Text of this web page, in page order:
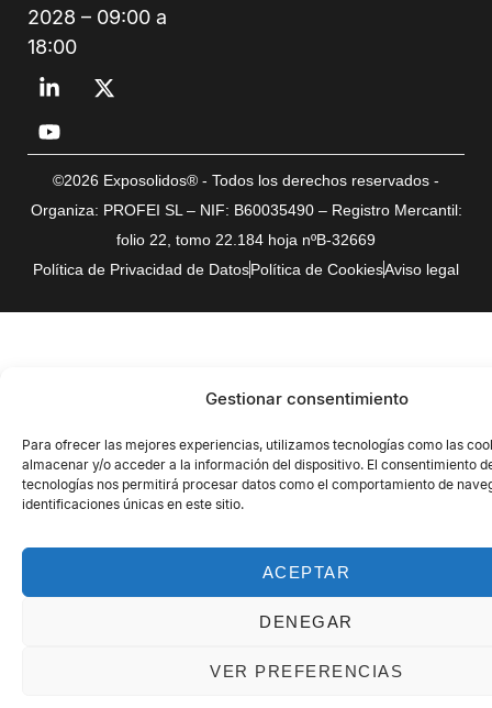
Gestionar consentimiento
Para ofrecer las mejores experiencias, utilizamos tecnologías como las
almacenar y/o acceder a la información del dispositivo. El consentimiento
tecnologías nos permitirá procesar datos como el comportamiento de
identificaciones únicas en este sitio.
ACEPTAR
DENEGAR
VER PREFERENCIAS
2028 – 09:00 a
18:00
©2026 Exposolidos® - Todos los derechos reservados -
Organiza: PROFEI SL – NIF: B60035490 – Registro Mercantil:
folio 22, tomo 22.184 hoja nºB-32669
Política de Privacidad de DatosPolítica de CookiesAviso legal